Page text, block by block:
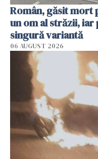
Român, găsit mort
un om al străzii,
singură variantă
06 AUGUST 2026